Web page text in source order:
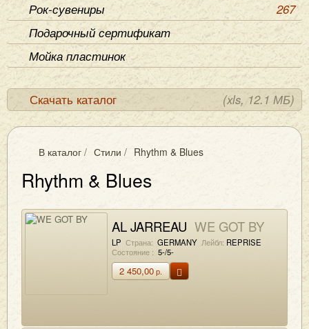
Рок-сувениры
267
Подарочный сертификат
Мойка пластинок
Скачать каталог (xls, 12.1 МБ)
В каталог / Стили / Rhythm & Blues
Rhythm & Blues
AL JARREAU WE GOT BY
LP Страна: GERMANY Лейбл: REPRISE
Состояние : 5-/5-
2 450,00р.